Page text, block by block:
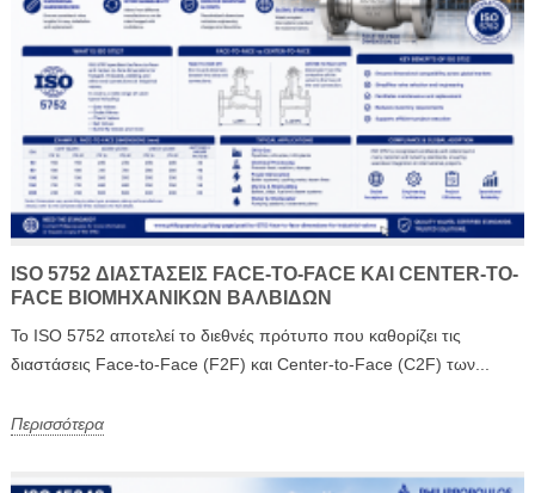
ISO 5752 ΔΙΑΣΤΆΣΕΙΣ FACE-TO-FACE ΚΑΙ CENTER-TO-
FACE ΒΙΟΜΗΧΑΝΙΚΏΝ ΒΑΛΒΊΔΩΝ
Το ISO 5752 αποτελεί το διεθνές πρότυπο που καθορίζει τις
διαστάσεις Face-to-Face (F2F) και Center-to-Face (C2F) των...
Περισσότερα